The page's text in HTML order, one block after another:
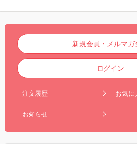
新規会員・メルマガ
ログイン
注文履歴 お気に
お知らせ